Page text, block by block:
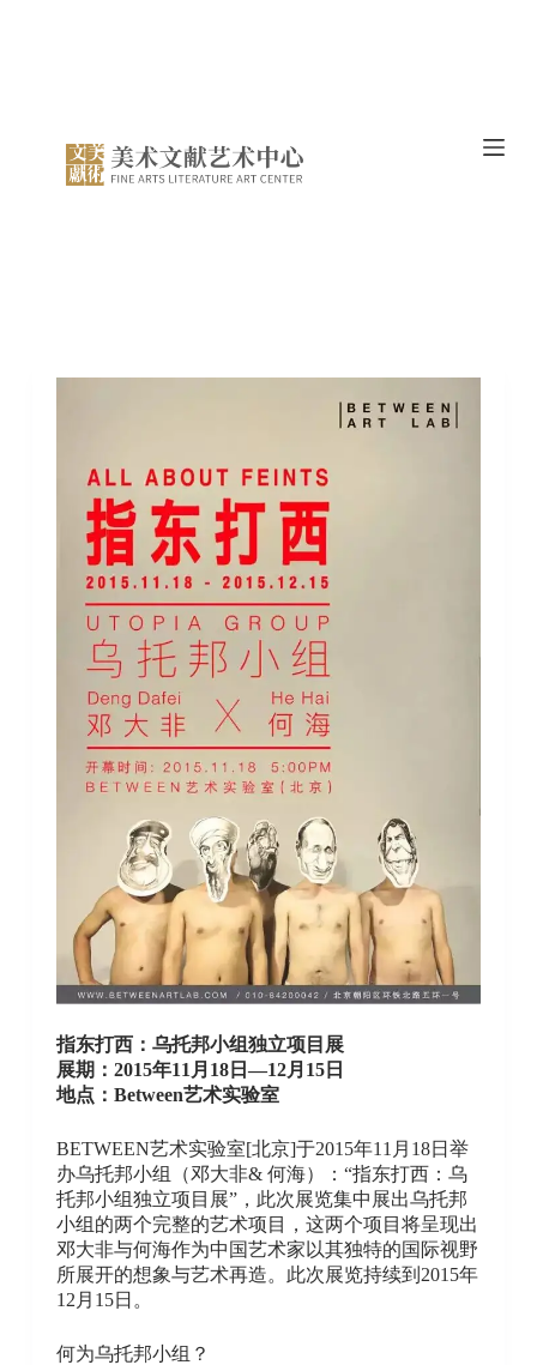
指东打西：乌托邦小组独立项目展
展期：2015年11月18日—12月15日
地点：Between艺术实验室
BETWEEN艺术实验室[北京]于2015年11月18日举
办乌托邦小组（邓大非& 何海）：“指东打西：乌
托邦小组独立项目展”，此次展览集中展出乌托邦
小组的两个完整的艺术项目，这两个项目将呈现出
邓大非与何海作为中国艺术家以其独特的国际视野
所展开的想象与艺术再造。此次展览持续到2015年
12月15日。
​何为乌托邦小组？